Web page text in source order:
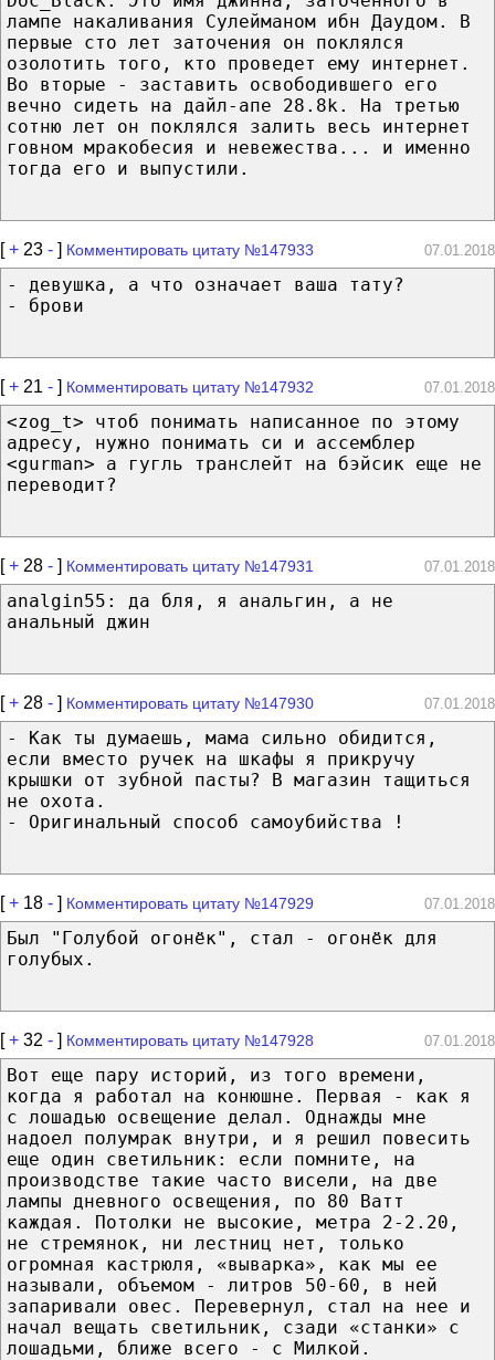
лампе накаливания Сулейманом ибн Даудом. В
первые сто лет заточения он поклялся
озолотить того, кто проведет ему интернет.
Во вторые - заставить освободившего его
вечно сидеть на дайл-апе 28.8k. На третью
сотню лет он поклялся залить весь интернет
говном мракобесия и невежества... и именно
тогда его и выпустили.
[+ 23 - ] Комментировать цитату №147933 07.01.2018
- девушка, а что означает ваша тату?
- брови
[+ 21 - ] Комментировать цитату №147932 07.01.2018
<zog_t> чтоб понимать написанное по этому
адресу, нужно понимать си и ассемблер
<gurman> а гугль транслейт на бэйсик еще не
переводит?
[+ 28 - ] Комментировать цитату №147931 07.01.2018
analgin55: да бля, я анальгин, а не
анальный джин
[+ 28 - ] Комментировать цитату №147930 07.01.2018
- Как ты думаешь, мама сильно обидится,
если вместо ручек на шкафы я прикручу
крышки от зубной пасты? В магазин тащиться
не охота.
- Оригинальный способ самоубийства !
[+ 18 - ] Комментировать цитату №147929 07.01.2018
Был "Голубой огонёк", стал - огонёк для
голубых.
[+ 32 - ] Комментировать цитату №147928 07.01.2018
Вот еще пару историй, из того времени,
когда я работал на конюшне. Первая - как я
с лошадью освещение делал. Однажды мне
надоел полумрак внутри, и я решил повесить
еще один светильник: если помните, на
производстве такие часто висели, на две
лампы дневного освещения, по 80 Ватт
каждая. Потолки не высокие, метра 2-2.20,
не стремянок, ни лестниц нет, только
огромная кастрюля, «выварка», как мы ее
называли, объемом - литров 50-60, в ней
запаривали овес. Перевернул, стал на нее и
начал вещать светильник, сзади «станки» с
лошадьми, ближе всего - с Милкой.